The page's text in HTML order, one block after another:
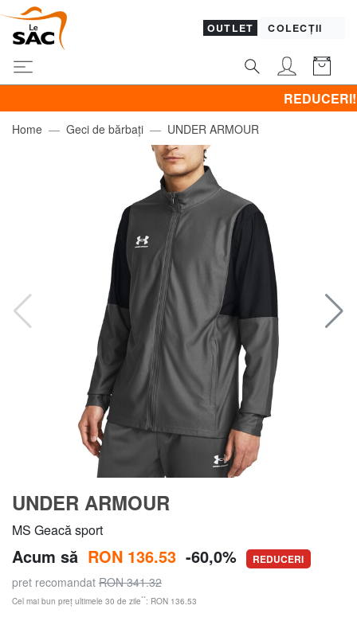
OUTLET COLECȚII
REDUCERI!
Home Geci de bărbați UNDER ARMOUR
UNDER ARMOUR
MS Geacă sport
Acum să RON 136.53 -60,0% REDUCERI
pret recomandat RON 341.32
Cel mai bun preț ultimele 30 de zile**: RON 136.53